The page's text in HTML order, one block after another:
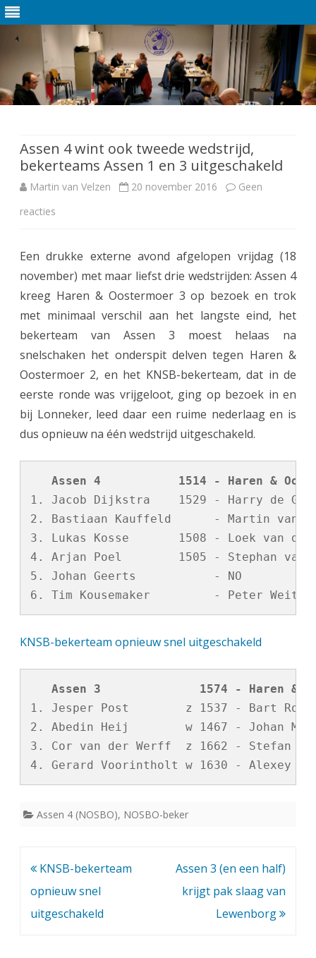
de
inhoud
Assen 4 wint ook tweede wedstrijd,
bekerteams Assen 1 en 3 uitgeschakeld
Martin van Velzen 20 november 2016
Geen
reacties
A
s
e
n
w
i
n
t
o
o
k
t
e
w
e
Een drukke externe avond afgelopen vrijdag (18
november) met maar liefst drie wedstrijden: Assen 4
kreeg Haren & Oostermoer 3 op bezoek en trok
met minimaal verschil aan het langste eind, het
bekerteam van Assen 3 moest helaas na
snelschaken het onderspit delven tegen Haren &
Oostermoer 2, en het KNSB-bekerteam, dat in de
eerste ronde was vrijgeloot, ging op bezoek in en
bij Lonneker, leed daar een ruime nederlaag en is
dus opnieuw na één wedstrijd uitgeschakeld.
Assen 4           1514 - Haren &
1. Jacob Dijkstra    1529 - Harry de
2. Bastiaan Kauffeld      - Martin van
3. Lukas Kosse       1508 - Loek van
4. Arjan Poel        1505 - Stephan van
5. Johan Geerts           - NO
KNSB-bekerteam opnieuw snel uitgeschakeld
Assen 3              1574 - Haren &
1. Jesper Post        z 1537 - Bart
2. Abedin Heij        w 1467 - Johan
3. Cor van der Werff  z 1662 - Stefan
Assen 4 (NOSBO), NOSBO-beker
Bericht
navigatie
KNSB-bekerteam
opnieuw snel
uitgeschakeld
Assen 3 (en een half)
krijgt pak slaag van
Lewenborg